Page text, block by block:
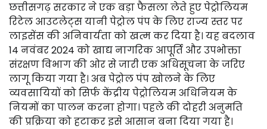
छत्तीसगढ़ सरकार ने एक बड़ा फैसला लेते हुए पेट्रोलियम
रिटेल आउटलेट्स यानी पेट्रोल पंप के लिए राज्य स्तर पर
लाइसेंस की अनिवार्यता को खत्म कर दिया है। यह बदलाव
14 नवंबर 2024 को खाद्य नागरिक आपूर्ति और उपभोक्ता
संरक्षण विभाग की ओर से जारी एक अधिसूचना के जरिए
लागू किया गया है। अब पेट्रोल पंप खोलने के लिए
व्यवसायियों को सिर्फ केंद्रीय पेट्रोलियम अधिनियम के
नियमों का पालन करना होगा। पहले की दोहरी अनुमति
की प्रक्रिया को हटाकर इसे आसान बना दिया गया है।